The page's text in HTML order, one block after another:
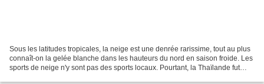
Sous les latitudes tropicales, la neige est une denrée rarissime, tout au plus
connaît-on la gelée blanche dans les hauteurs du nord en saison froide. Les
sports de neige n'y sont pas des sports locaux. Pourtant, la Thaïlande fut